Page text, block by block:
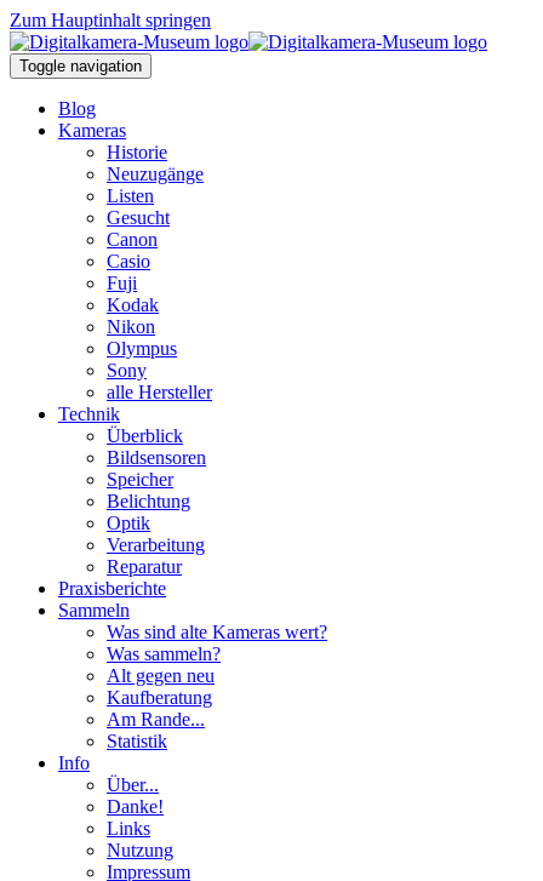
Zum Hauptinhalt springen
Toggle navigation
Blog
Kameras
Historie
Neuzugänge
Listen
Gesucht
Canon
Casio
Fuji
Kodak
Nikon
Olympus
Sony
alle Hersteller
Technik
Überblick
Bildsensoren
Speicher
Belichtung
Optik
Verarbeitung
Reparatur
Praxisberichte
Sammeln
Was sind alte Kameras wert?
Was sammeln?
Alt gegen neu
Kaufberatung
Am Rande...
Statistik
Info
Über...
Danke!
Links
Nutzung
Impressum